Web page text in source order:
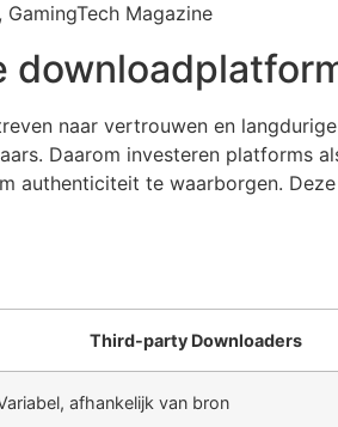
Magazine
naar vertrouwen en langdurige
Daarom investeren platforms
authenticiteit te waarborgen.
Third-party Downloaders
afhankelijk van bron